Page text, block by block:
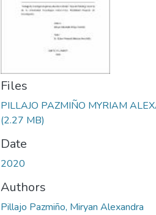
Files
PILLAJO PAZMIÑO MYRIAM
(2.27 MB)
Date
2020
Authors
Pillajo Pazmiño, Miryan Alexandra